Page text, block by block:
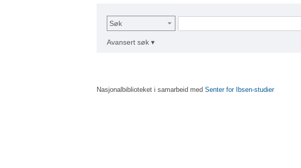
Søk
Avansert søk ▾
Nasjonalbiblioteket i samarbeid med Senter for Ibsen-studier